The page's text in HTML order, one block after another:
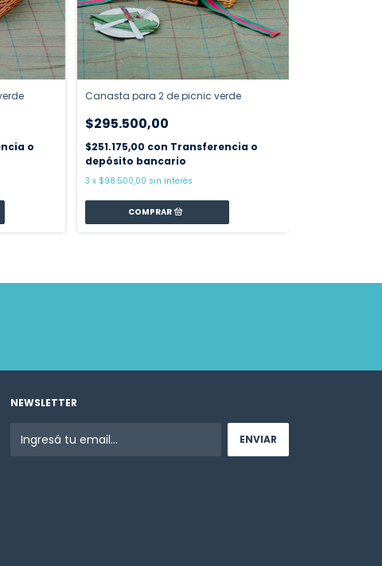
o
Canasta para 2 de picnic verde
$295.500,00
$251.175,00 con Transferencia o
depósito bancario
3 x $98.500,00 sin interés
NEWSLETTER